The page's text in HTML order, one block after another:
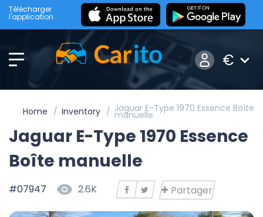
Télécharger
l'application
€
Home Inventory Jaguar E-Type 1970 Essence Boîte
manuelle
Jaguar E-Type 1970 Essence
Boîte manuelle
#07947 2.6K Partager